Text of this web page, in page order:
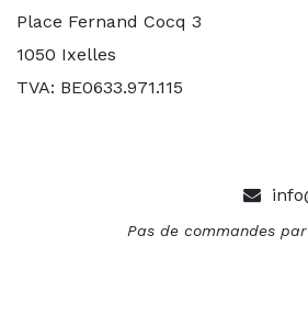
Place Fernand Cocq 3
1050 Ixelles
TVA: BE0633.971.115
Pas de commandes